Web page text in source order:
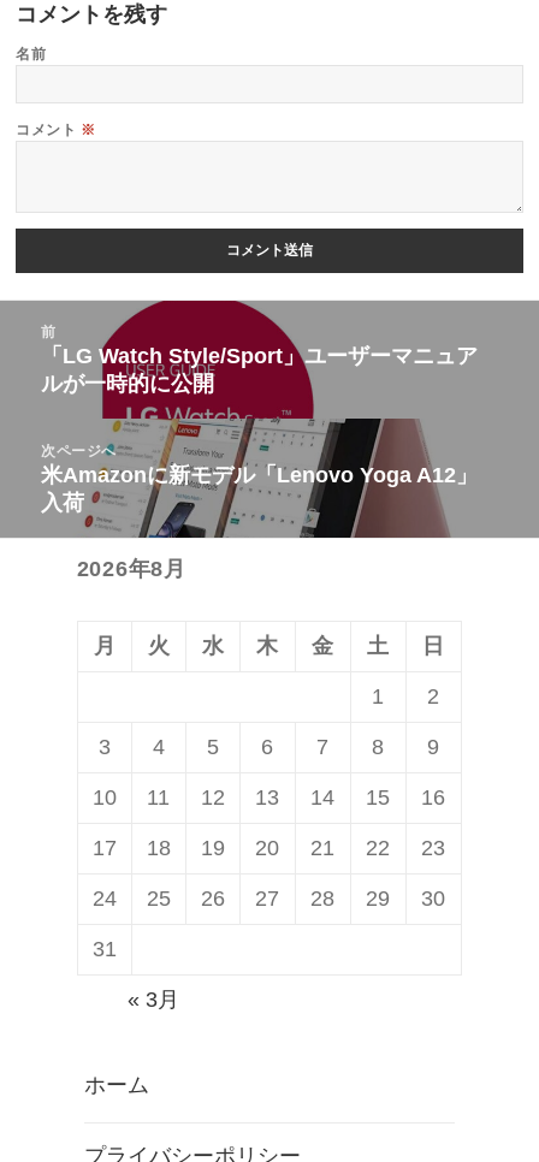
コメントを残す
名前
コメント ※
前
前
の
稿:
「LG Watch Style/Sport」ユーザーマニュア
ルが一時的に公開
次ページへ
次
の
投
米Amazonに新モデル「Lenovo Yoga A12」
入荷
2026年8月
月 火 水 木 金 土 日
1 2
3 4 5 6 7 8 9
10 11 12 13 14 15 16
17 18 19 20 21 22 23
24 25 26 27 28 29 30
31
« 3月
ホーム
プライバシーポリシー